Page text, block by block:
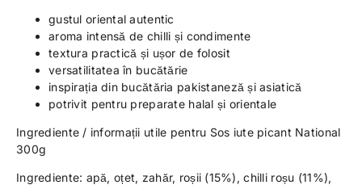
gustul oriental autentic
aroma intensă de chilli și condimente
textura practică și ușor de folosit
versatilitatea în bucătărie
inspirația din bucătăria pakistaneză și asiatică
potrivit pentru preparate halal și orientale
Ingrediente / informații utile pentru Sos iute picant National
300g
Ingrediente: apă, oțet, zahăr, roșii (15%), chilli roșu (11%),